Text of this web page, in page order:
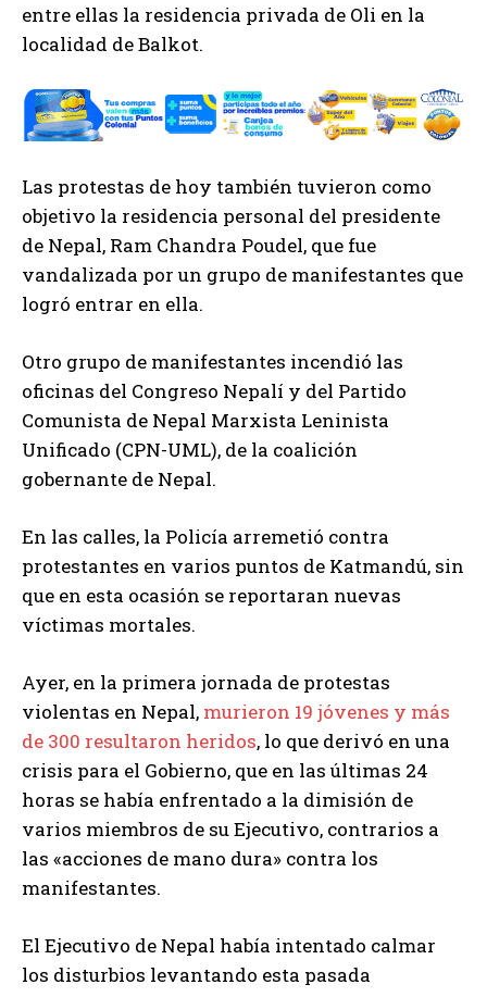
entre ellas la residencia privada de Oli en la
localidad de Balkot.
Las protestas de hoy también tuvieron como
objetivo la residencia personal del presidente
de Nepal, Ram Chandra Poudel, que fue
vandalizada por un grupo de manifestantes que
logró entrar en ella.
Otro grupo de manifestantes incendió las
oficinas del Congreso Nepalí y del Partido
Comunista de Nepal Marxista Leninista
Unificado (CPN-UML), de la coalición
gobernante de Nepal.
En las calles, la Policía arremetió contra
protestantes en varios puntos de Katmandú, sin
que en esta ocasión se reportaran nuevas
víctimas mortales.
Ayer, en la primera jornada de protestas
violentas en Nepal, murieron 19 jóvenes y más
de 300 resultaron heridos, lo que derivó en una
crisis para el Gobierno, que en las últimas 24
horas se había enfrentado a la dimisión de
varios miembros de su Ejecutivo, contrarios a
las «acciones de mano dura» contra los
manifestantes.
El Ejecutivo de Nepal había intentado calmar
los disturbios levantando esta pasada